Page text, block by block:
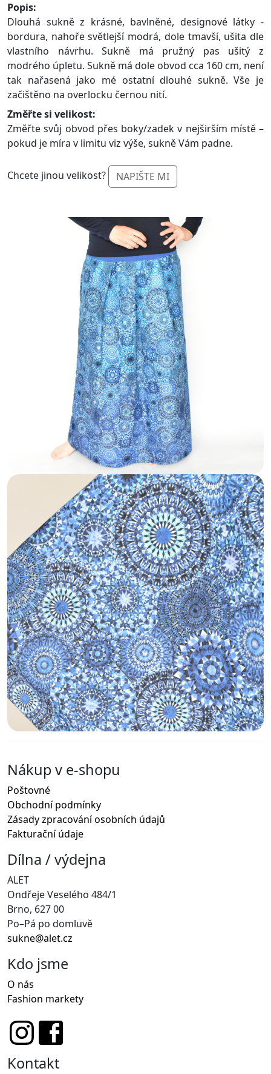
Popis:
Dlouhá sukně z krásné, bavlněné, designové látky -
bordura, nahoře světlejší modrá, dole tmavší, ušita dle
vlastního návrhu. Sukně má pružný pas ušitý z
modrého úpletu. Sukně má dole obvod cca 160 cm, není
tak nařasená jako mé ostatní dlouhé sukně. Vše je
začištěno na overlocku černou nití.
Změřte si velikost:
Změřte svůj obvod přes boky/zadek v nejširším místě –
pokud je míra v limitu viz výše, sukně Vám padne.
Chcete jinou velikost? NAPIŠTE MI
Nákup v e-shopu
Poštovné
Obchodní podmínky
Zásady zpracování osobních údajů
Fakturační údaje
Dílna / výdejna
ALET
Ondřeje Veselého 484/1
Brno, 627 00
Po–Pá po domluvě
sukne@alet.cz
Kdo jsme
O nás
Fashion markety
Kontakt